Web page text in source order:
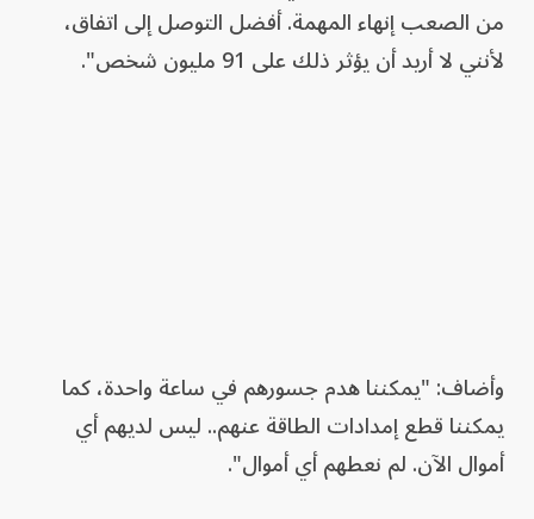
من الصعب إنهاء المهمة. أفضل التوصل إلى اتفاق،
لأنني لا أريد أن يؤثر ذلك على 91 مليون شخص".
وأضاف: "يمكننا هدم جسورهم في ساعة واحدة، كما
يمكننا قطع إمدادات الطاقة عنهم.. ليس لديهم أي
أموال الآن. لم نعطهم أي أموال".